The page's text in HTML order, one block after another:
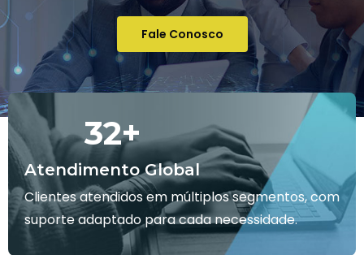
Fale Conosco
Atendimento Global
32+
Clientes atendidos em múltiplos segmentos, com
suporte adaptado para cada necessidade.